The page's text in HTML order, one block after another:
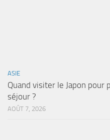
ASIE
Quand visiter le Japon
séjour ?
AOÛT 7, 2026